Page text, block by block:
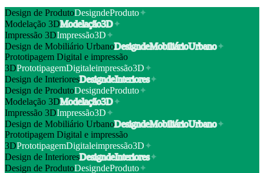
3 anos
Design de ProdutoDesigndeProduto✦
Modelação 3DModelação3D✦
Impressão 3DImpressão3D✦
Design de Mobiliário UrbanoDesigndeMobiliárioUrbano✦
Prototipagem Digital e impressão
3DPrototipagemDigitaleimpressão3D✦
Design de InterioresDesigndeInteriores✦
Design de ProdutoDesigndeProduto✦
Modelação 3DModelação3D✦
Impressão 3DImpressão3D✦
Design de Mobiliário UrbanoDesigndeMobiliárioUrbano✦
Prototipagem Digital e impressão
3DPrototipagemDigitaleimpressão3D✦
Design de InterioresDesigndeInteriores✦
Design de ProdutoDesigndeProduto✦